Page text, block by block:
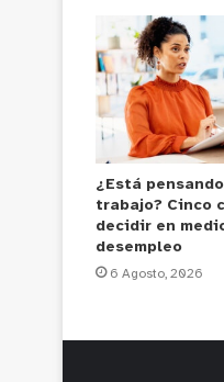
¿Está
trabajo? Cinco
decidir en
desempleo
6 Agosto, 2026